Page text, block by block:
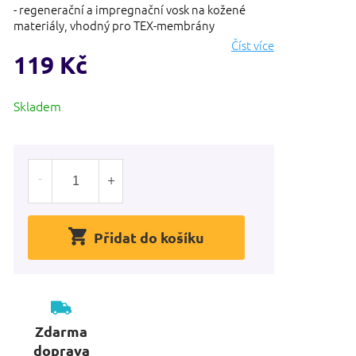
- regenerační a impregnační vosk na kožené
materiály, vhodný pro TEX-membrány
Číst více
119 Kč
cena:
Skladem
Přidat do košíku
Zdarma
doprava